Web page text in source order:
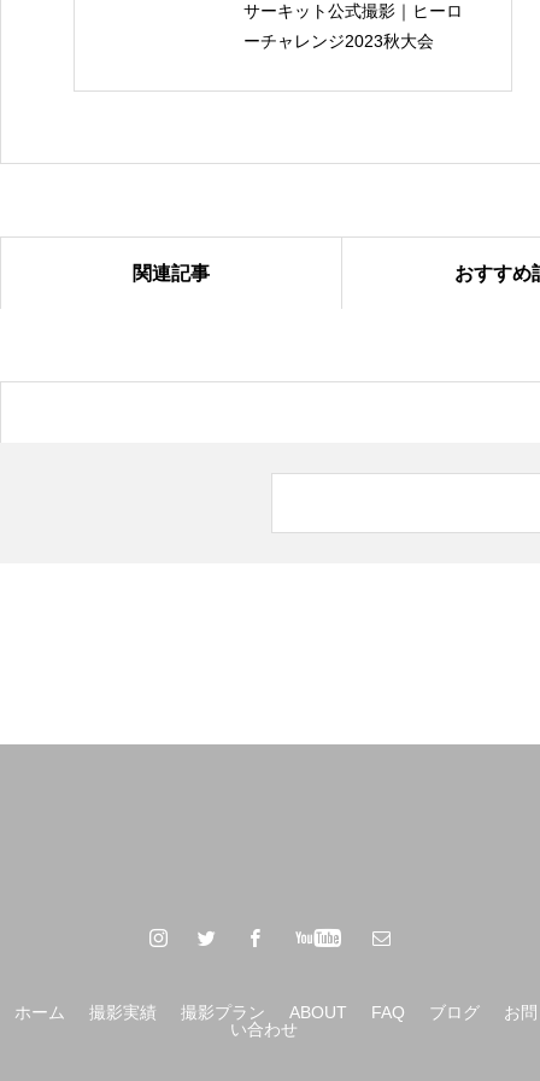
サーキット公式撮影｜ヒーロ
ーチャレンジ2023秋大会
関連記事 おすすめ
ホーム 撮影実績 撮影プラン ABOUT FAQ ブログ
お問
い合わせ